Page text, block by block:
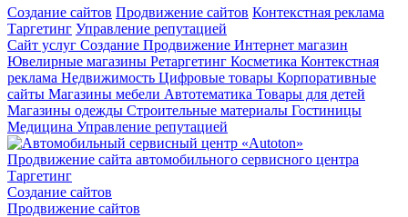
Создание сайтов Продвижение сайтов Контекстная реклама
Таргетинг Управление репутацией
Сайт услуг Создание Продвижение Интернет магазин
Ювелирные магазины Ретаргетинг Косметика Контекстная
реклама Недвижимость Цифровые товары Корпоративные
сайты Магазины мебели Автотематика Товары для детей
Магазины одежды Строительные материалы Гостиницы
Медицина Управление репутацией
Продвижение сайта автомобильного сервисного центра
Таргетинг
Создание сайтов
Продвижение сайтов